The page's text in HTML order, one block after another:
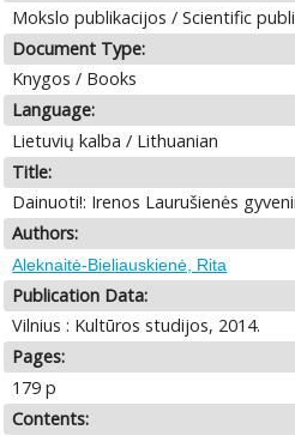
Mokslo publikacijos / Scientific
Document Type:
Knygos / Books
Language:
Lietuvių kalba / Lithuanian
Title:
Dainuoti!: Irenos Laurušienės
Authors:
Aleknaitė-Bieliauskienė, Rita
Publication Data:
Vilnius : Kultūros studijos, 2014.
Pages:
179 p
Contents: